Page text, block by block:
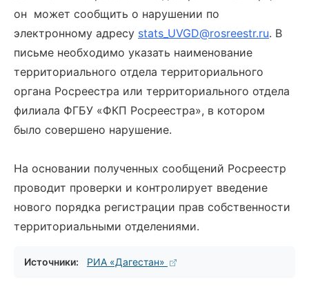
он может сообщить о нарушении по
электронному адресу stats_UVGD@rosreestr.ru. В
письме необходимо указать наименование
территориального отдела территориального
органа Росреестра или территориального отдела
филиала ФГБУ «ФКП Росреестра», в котором
было совершено нарушение.
На основании полученных сообщений Росреестр
проводит проверки и контролирует введение
нового порядка регистрации прав собственности
территориальными отделениями.
Источники: РИА «Дагестан»